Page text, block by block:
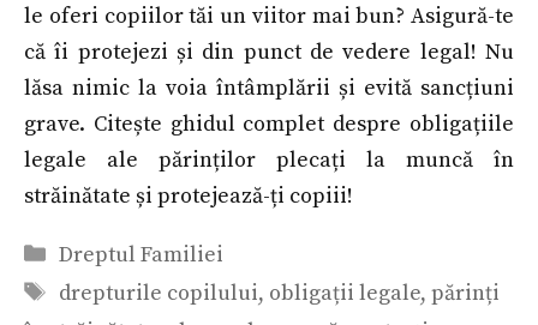
le oferi copiilor tăi un viitor mai bun? Asigură-te
că îi protejezi și din punct de vedere legal! Nu
lăsa nimic la voia întâmplării și evită sancțiuni
grave. Citește ghidul complet despre obligațiile
legale ale părinților plecați la muncă în
străinătate și protejează-ți copiii!
Categorii
Dreptul Familiei
Etichete
drepturile copilului, obligații legale, părinți